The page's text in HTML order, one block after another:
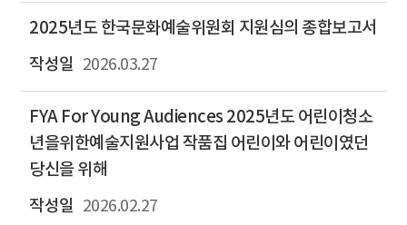
2025년도 한국문화예술위원회 지원심의 종합보고서
2026.03.27
FYA For Young Audiences 2025년도 어린이청소
년을위한예술지원사업 작품집 어린이와 어린이였던
당신을 위해
2026.02.27